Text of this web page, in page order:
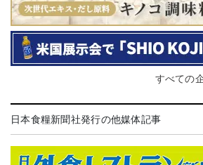
すべての
日本食糧新聞社発行の他媒体記事